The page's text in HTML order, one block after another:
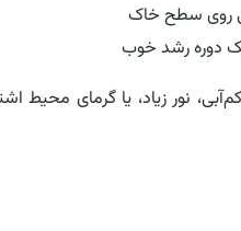
روی سطح خاک
دوره رشد خوب